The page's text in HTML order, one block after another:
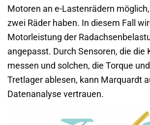
Motoren an e-Lastenrädern
zwei Räder haben. In diesem Fall
Motorleistung der
angepasst. Durch Sensoren, die die
messen und solchen, die Torque
Tretlager ablesen, kann Marquardt
Datenanalyse vertrauen.